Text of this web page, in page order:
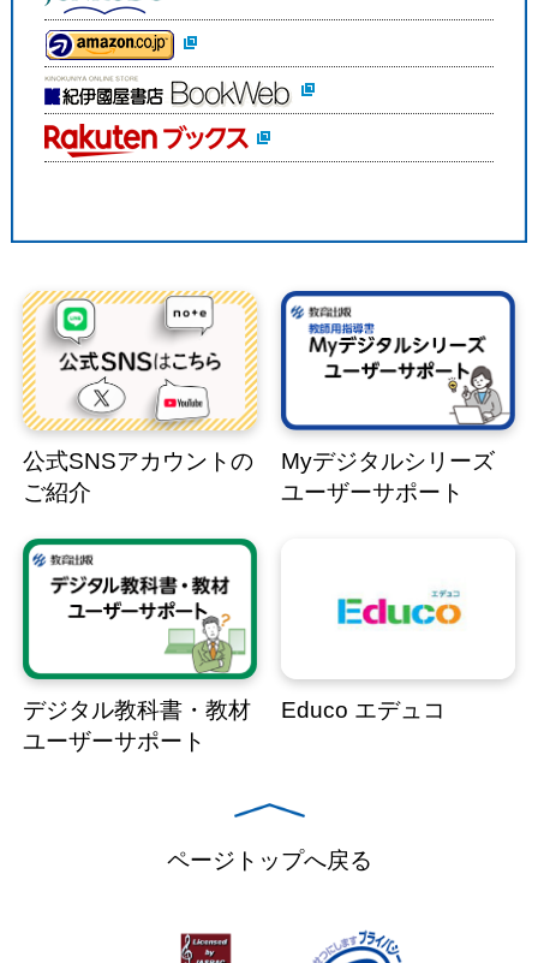
公式SNSアカウントの
ご紹介
Myデジタルシリーズ
ユーザーサポート
デジタル教科書・教材
ユーザーサポート
Educo エデュコ
ページトップへ戻る